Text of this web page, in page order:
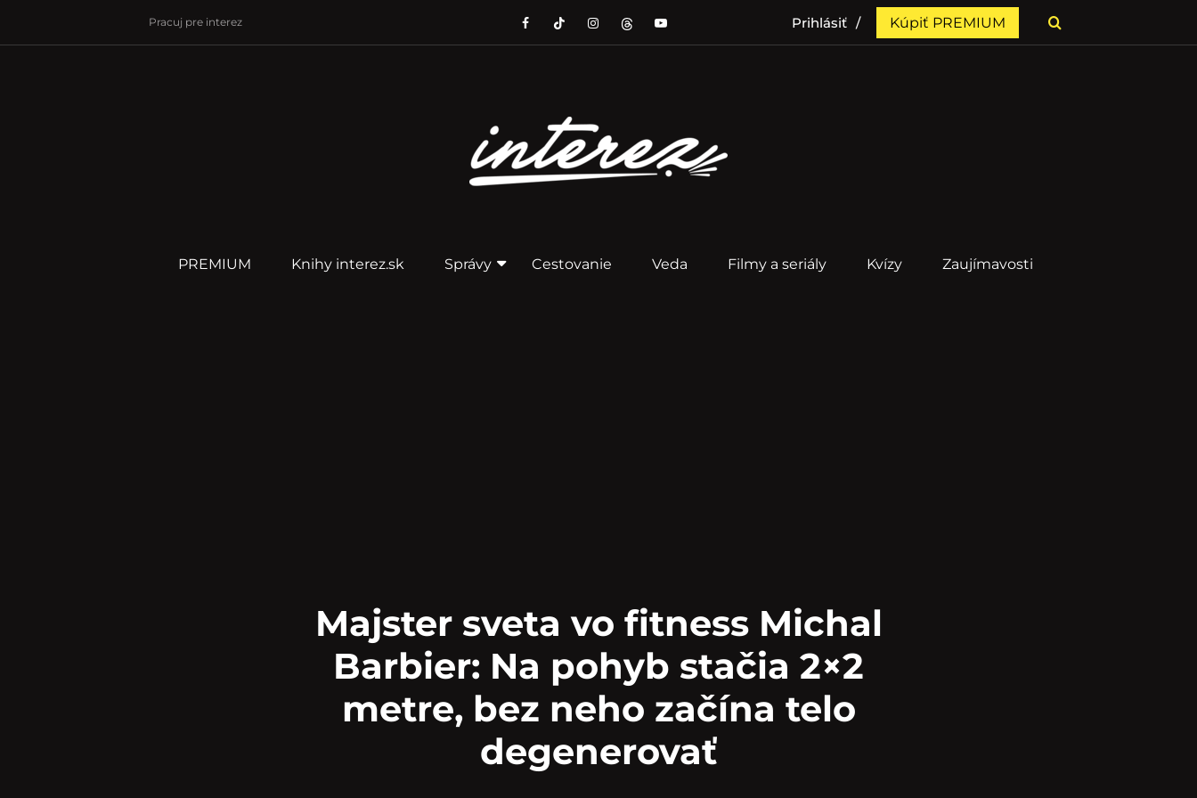
Pracuj pre interez Prihlásiť Kúpiť PREMIUM
PREMIUM Knihy interez.sk Správy Cestovanie Veda Filmy a seriály Kvízy Zaujímavosti
Majster sveta vo fitness Michal
Barbier: Na pohyb stačia 2×2
metre, bez neho začína telo
degenerovať